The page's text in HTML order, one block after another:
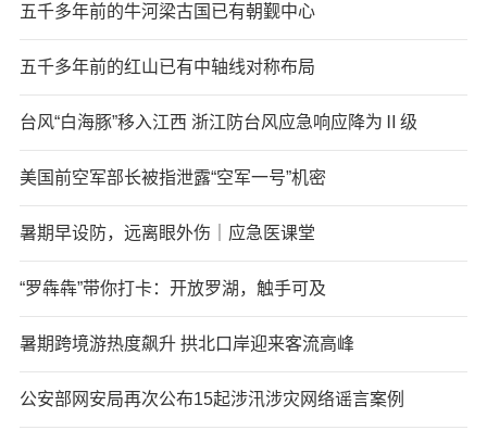
五千多年前的牛河梁古国已有朝觐中心
五千多年前的红山已有中轴线对称布局
台风“白海豚”移入江西 浙江防台风应急响应降为Ⅱ级
美国前空军部长被指泄露“空军一号”机密
暑期早设防，远离眼外伤｜应急医课堂
“罗犇犇”带你打卡：开放罗湖，触手可及
暑期跨境游热度飙升 拱北口岸迎来客流高峰
公安部网安局再次公布15起涉汛涉灾网络谣言案例